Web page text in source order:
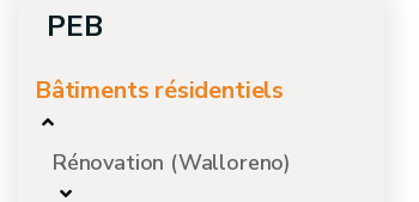
PEB
Bâtiments résidentiels
Rénovation (Walloreno)